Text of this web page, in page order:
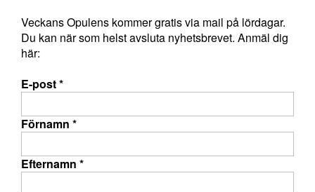
Veckans Opulens kommer gratis via mail på lördagar.
Du kan när som helst avsluta nyhetsbrevet. Anmäl dig
här:
E-post*
Förnamn *
Efternamn *